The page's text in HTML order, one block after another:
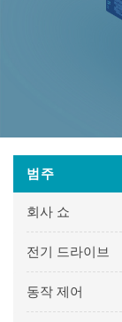
범주
회사 쇼
전기 드라이브
동작 제어